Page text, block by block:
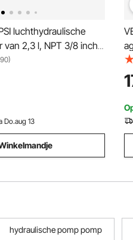
luchthydraulische
van 2,3 l, NPT 3/8 inch
inlaat, kunststof
pomp met
voor
en hydraulische
Do.aug 13
hydraulische pomp pomp